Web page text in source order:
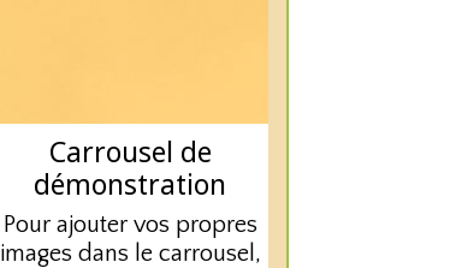
Carrousel de
démonstration
Pour ajouter vos propres
images dans le carrousel,
Carrousel de
démonstration
Pour ajouter vos propres
images dans le carrousel,
Carrousel de
démonstration
Pour ajouter vos propres
images dans le carrousel,